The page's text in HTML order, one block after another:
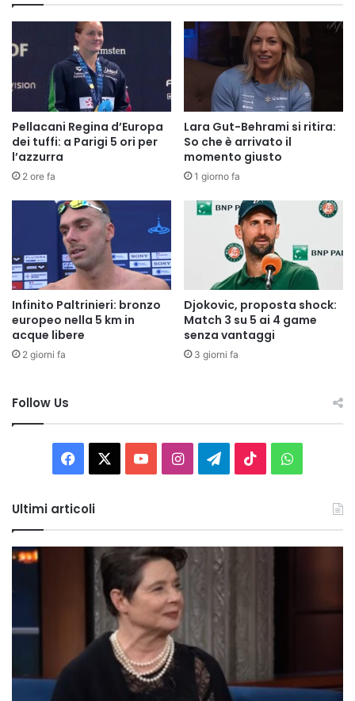
Pellacani Regina d’Europa
dei tuffi: a Parigi 5 ori per
l’azzurra
2 ore fa
Lara Gut-Behrami si ritira:
So che è arrivato il
momento giusto
1 giorno fa
Infinito Paltrinieri: bronzo
europeo nella 5 km in
acque libere
2 giorni fa
Djokovic, proposta shock:
Match 3 su 5 ai 4 game
senza vantaggi
3 giorni fa
Follow Us
Facebook You InstagramTelegram
TikTok
Ultimi articoli